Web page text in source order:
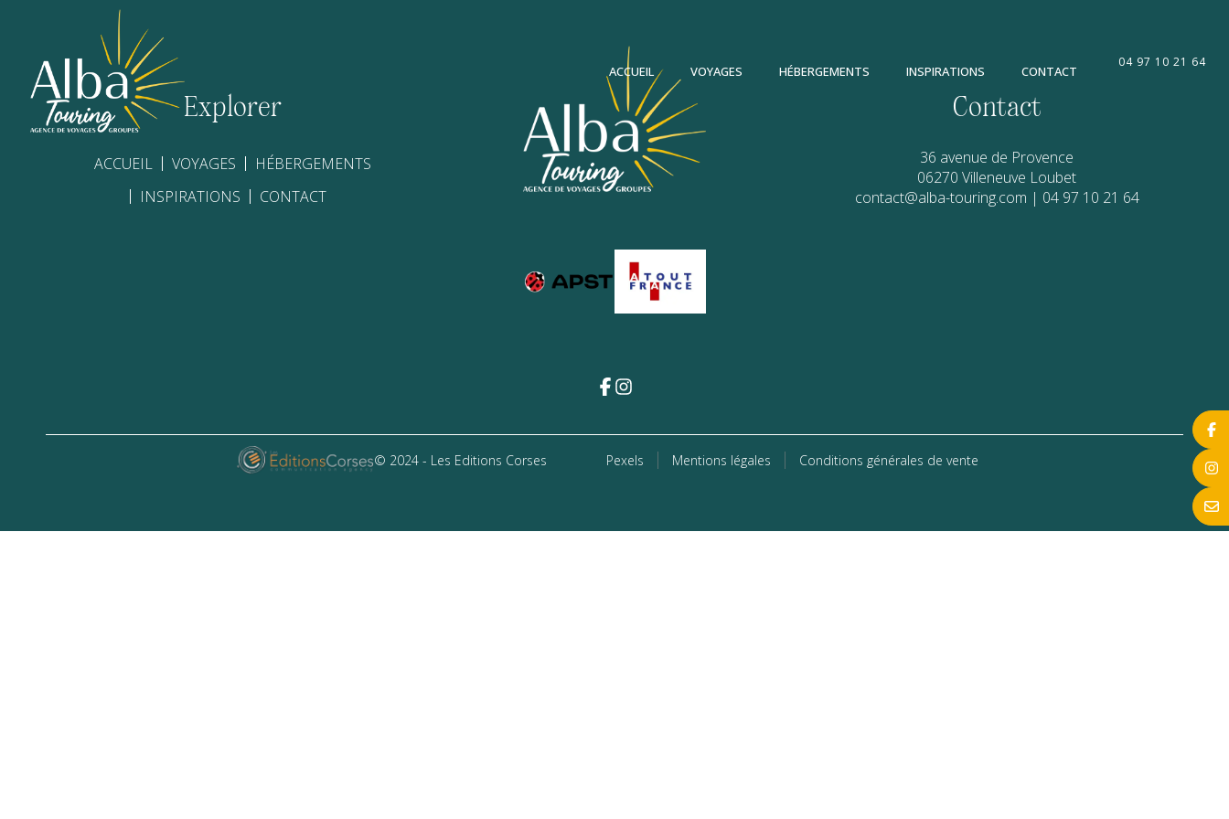
ACCUEIL VOYAGES HÉBERGEMENTS INSPIRATIONS CONTACT
04 97 10 21 64
Explorer
ACCUEIL VOYAGES
HÉBERGEMENTS
INSPIRATIONS
CONTACT
Contact
36 avenue de Provence
06270 Villeneuve Loubet
contact@alba-touring.com | 04 97 10 21 64
© 2024 - Les Editions Corses Pexels Mentions légales Conditions générales de vente